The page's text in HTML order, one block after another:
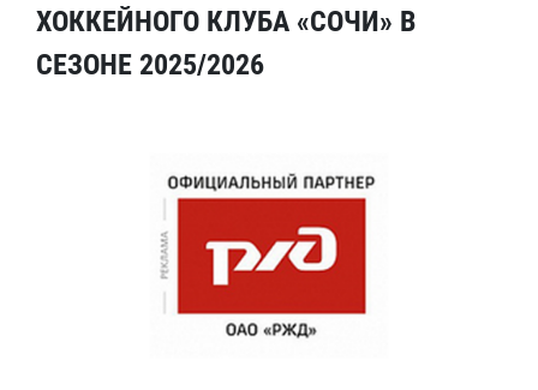
ХОККЕЙНОГО КЛУБА «СОЧИ» В
СЕЗОНЕ 2025/2026